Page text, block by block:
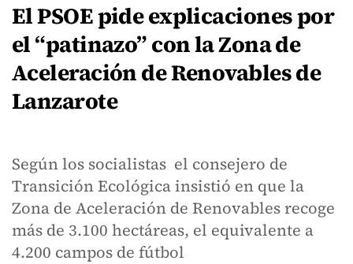
El PSOE pide explicaciones por
el “patinazo” con la Zona de
Aceleración de Renovables de
Lanzarote
Según los socialistas el consejero de
Transición Ecológica insistió en que la
Zona de Aceleración de Renovables recoge
más de 3.100 hectáreas, el equivalente a
4.200 campos de fútbol